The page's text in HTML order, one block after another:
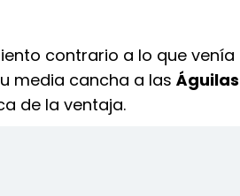
contrario a lo que venía
media cancha a las Águilas
de la ventaja.